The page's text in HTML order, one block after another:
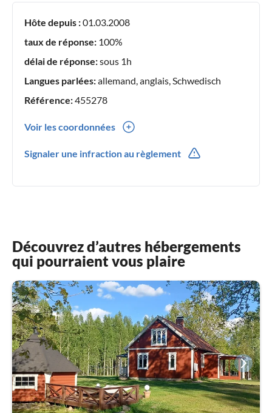
Hôte depuis :01.03.2008
taux de réponse: 100%
délai de réponse:sous 1h
Langues parlées:allemand, anglais, Schwedisch
Référence:455278
Voir les coordonnées
Signaler une infraction au règlement
Découvrez d’autres hébergements
qui pourraient vous plaire